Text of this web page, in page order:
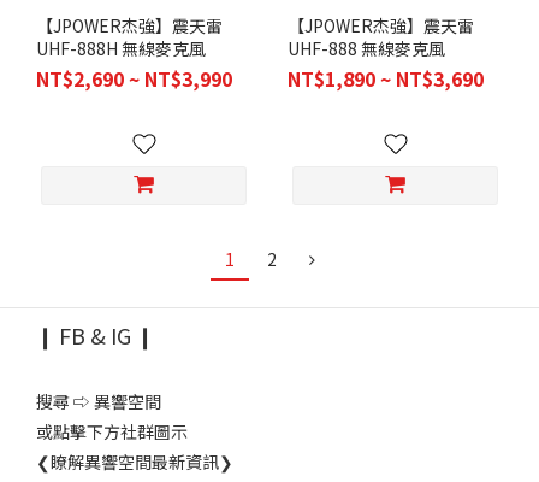
【JPOWER杰強】震天雷
UHF-888H 無線麥克風
NT$2,690 ~ NT$3,990
【JPOWER杰強】震天雷
UHF-888 無線麥克風
NT$1,890 ~ NT$3,690
1 2
❙ FB & IG ❙
搜尋 ⇨ 異響空間
或點擊下方社群圖示
❮瞭解異響空間最新資訊❯